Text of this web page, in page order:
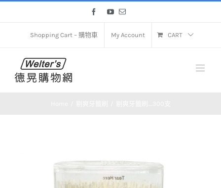
FacebookYouTube
Email
Shopping Cart – 購物車 My Account CART